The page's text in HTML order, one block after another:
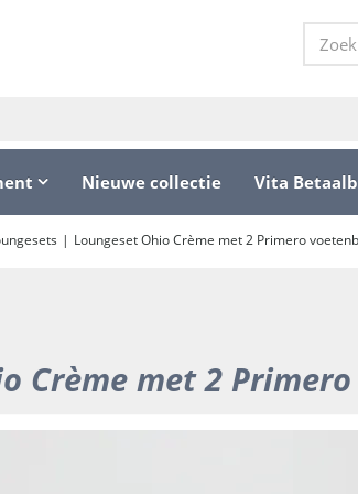
Loungeset Ohio Crème met 2 Primero
Nieuwe collectie Vita
Crème met 2